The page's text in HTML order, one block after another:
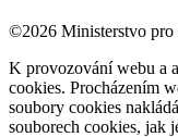
©2026 Ministerstvo pro
K provozování webu a
cookies. Procházením
soubory cookies
souborech cookies, jak